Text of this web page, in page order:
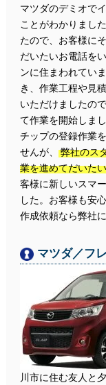
マツダのデミオで
ことがわかりまし
たので、お客様に
だいたいお電話を
ンに住まわれてい
き、作業工程や見
いただけましたの
て作業を開始しま
チップの登録作業
せんが、
弊社のス
業を進めてだいた
客様に新しいスマ
した。お客様も安
作成依頼なら弊社
マツダ／フ
川市に住む友人と